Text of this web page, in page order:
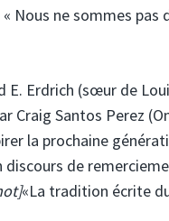
Nous ne sommes
Erdrich (sœur de
Craig Santos Perez
la prochaine
discours de
«La tradition écrite